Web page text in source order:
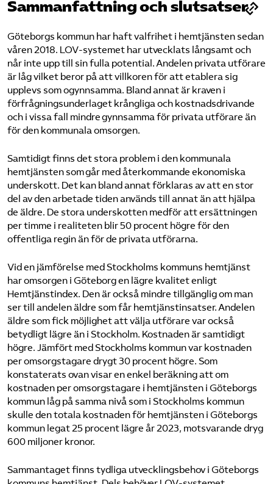
Sammanfattning och slutsatser
Göteborgs kommun har haft valfrihet i hemtjänsten sedan
våren 2018. LOV-systemet har utvecklats långsamt och
når inte upp till sin fulla potential. Andelen privata utförare
är låg vilket beror på att villkoren för att etablera sig
upplevs som ogynnsamma. Bland annat är kraven i
förfrågningsunderlaget krångliga och kostnadsdrivande
och i vissa fall mindre gynnsamma för privata utförare än
för den kommunala omsorgen.
Samtidigt finns det stora problem i den kommunala
hemtjänsten som går med återkommande ekonomiska
underskott. Det kan bland annat förklaras av att en stor
del av den arbetade tiden används till annat än att hjälpa
de äldre. De stora underskotten medför att ersättningen
per timme i realiteten blir 50 procent högre för den
offentliga regin än för de privata utförarna.
Vid en jämförelse med Stockholms kommuns hemtjänst
har omsorgen i Göteborg en lägre kvalitet enligt
Hemtjänstindex. Den är också mindre tillgänglig om man
ser till andelen äldre som får hemtjänstinsatser. Andelen
äldre som fick möjlighet att välja utförare var också
betydligt lägre än i Stockholm. Kostnaden är samtidigt
högre. Jämfört med Stockholms kommun var kostnaden
per omsorgstagare drygt 30 procent högre. Som
konstaterats ovan visar en enkel beräkning att om
kostnaden per omsorgstagare i hemtjänsten i Göteborgs
kommun låg på samma nivå som i Stockholms kommun
skulle den totala kostnaden för hemtjänsten i Göteborgs
kommun legat 25 procent lägre år 2023, motsvarande dryg
600 miljoner kronor.
Sammantaget finns tydliga utvecklingsbehov i Göteborgs